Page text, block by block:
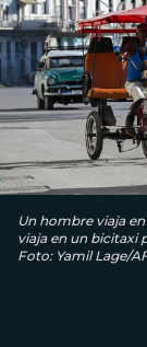
Un hombre viaja
viaja en un bicitaxi
Foto: Yamil Lage/